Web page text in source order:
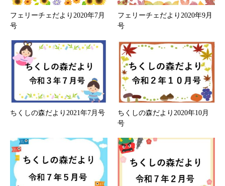
フェリーチェだより2020年7月
号
フェリーチェだより2020年9月
号
ちくしの森だより2021年7月号
ちくしの森だより2020年10月
号